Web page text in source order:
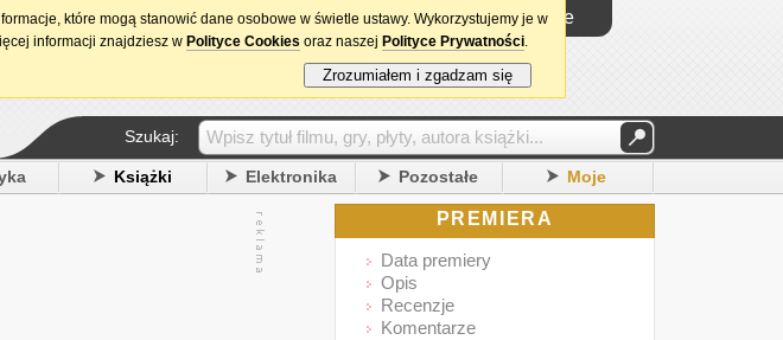
15. urodziny DataPremiery.pl Logowanie
Szukaj:
Książki Elektronika Pozostałe Moje
PREMIERA
Data premiery
Opis
Recenzje
Komentarze
które mogą stanowić dane osobowe w świetle ustawy. Wykorzystujemy je w
informacji znajdziesz w Polityce Cookies oraz naszej Polityce Prywatności.
Zrozumiałem i zgadzam się